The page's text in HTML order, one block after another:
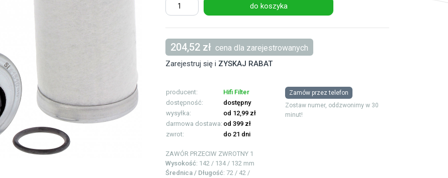
do koszyka
204,52 zł cena dla zarejestrowanych
Zarejestruj się i ZYSKAJ RABAT
producent:
Hifi Filter
dostępność:
dostępny
wysyłka:
od 12,99 zł
darmowa dostawa: od 399 zł
zwrot:
do 21 dni
ZAWÓR PRZECIW ZWROTNY 1
Wysokość: 142 / 134 / 132 mm
Średnica / Długość: 72 / 42 /
Zamów przez telefon
Zostaw numer, oddzwonimy w 30
minut!